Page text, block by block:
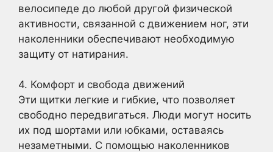
велосипеде до любой другой физической
активности, связанной с движением ног, эти
наколенники обеспечивают необходимую
защиту от натирания.
4. Комфорт и свобода движений
Эти щитки легкие и гибкие, что позволяет
свободно передвигаться. Люди могут носить
их под шортами или юбками, оставаясь
незаметными. С помощью наколенников